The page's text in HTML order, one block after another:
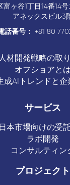
ヶ谷1丁目14番14
アネックスビル3
話番号：
+81 80
人材開発戦略の取
オフショアとは
成AIトレンドと企
サービス
日本市場向けの受
ラボ開発
コンサルティン
プロジェクト